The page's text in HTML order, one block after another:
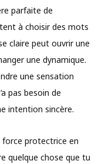
parfaite de
à choisir des mots
claire peut ouvrir une
une dynamique.
une sensation
pas besoin de
intention sincère.
protectrice en
quelque chose que tu